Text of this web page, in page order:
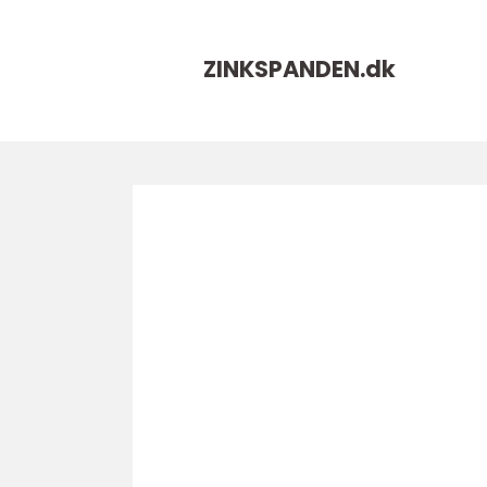
ZINKSPANDEN.dk